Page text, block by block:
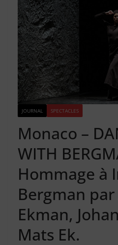
JOURNAL SPECTACLES
Monaco –
WITH
Hommage à
Bergman
Ekman,
Mats Ek.